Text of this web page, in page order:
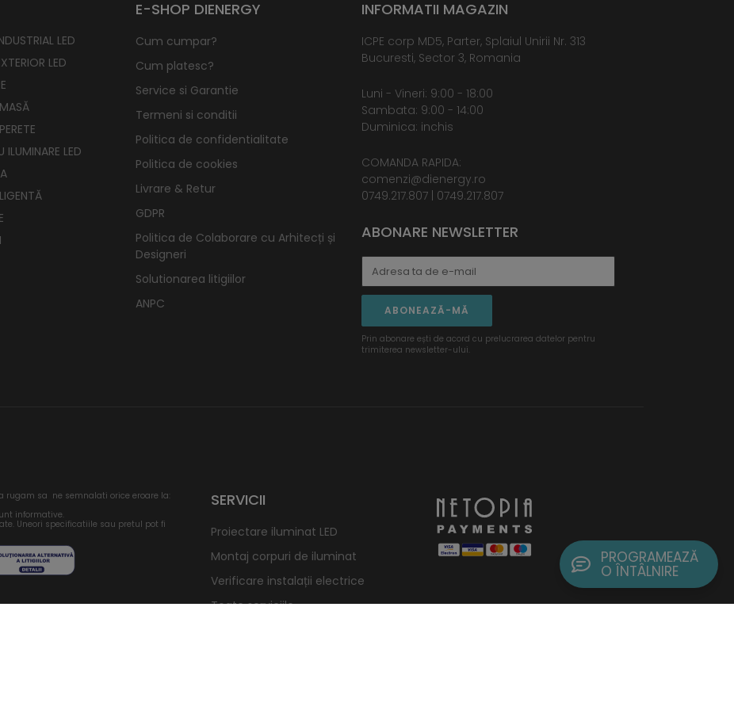
LED
LED
ILUMINARE LED
E-SHOP DIENERGY
Cum cumpar?
Cum platesc?
Service si Garantie
Termeni si conditii
Politica de confidentialitate
Politica de cookies
Livrare & Retur
GDPR
Politica de Colaborare cu Arhitecți și
Designeri
Solutionarea litigiilor
ANPC
INFORMATII MAGAZIN
ICPE corp MD5, Parter, Splaiul Unirii Nr. 313
Bucuresti, Sector 3, Romania
Luni - Vineri: 9:00 - 18:00
Sambata: 9:00 - 14:00
Duminica: inchis
COMANDA RAPIDA:
comenzi@dienergy.ro
0749.217.807 0749.217.807
ABONARE NEWSLETTER
ABONEAZĂ-MĂ
Prin abonare ești de acord cu prelucrarea datelor pentru
trimiterea newsletter-ului.
rugam sa ne semnalati orice eroare la:
informative.
Uneori specificatiile sau pretul pot fi
SERVICII
Proiectare iluminat LED
Montaj corpuri de iluminat
Verificare instalații electrice
Toate serviciile
PROGRAMEAZĂ
O ÎNTÂLNIRE